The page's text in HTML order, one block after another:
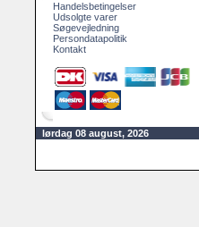
Handelsbetingelser
Udsolgte varer
Søgevejledning
Persondatapolitik
Kontakt
lørdag 08 august, 2026